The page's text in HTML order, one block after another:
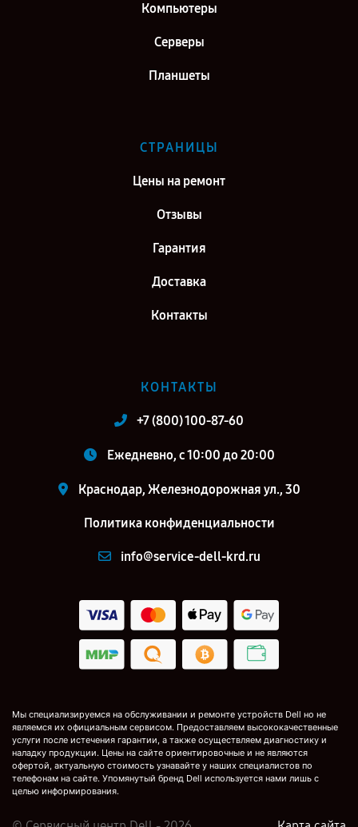
Компьютеры
Серверы
Планшеты
СТРАНИЦЫ
Цены на ремонт
Отзывы
Гарантия
Доставка
Контакты
КОНТАКТЫ
+7 (800) 100-87-60
Ежедневно, с 10:00 до 20:00
Краснодар, Железнодорожная ул., 30
Политика конфиденциальности
info@service-dell-krd.ru
Мы специализируемся на обслуживании и ремонте устройств Dell но не
являемся их официальным сервисом. Предоставляем высококачественные
услуги после истечения гарантии, а также осуществляем диагностику и
наладку продукции. Цены на сайте ориентировочные и не являются
офертой, актуальную стоимость узнавайте у наших специалистов по
телефонам на сайте. Упомянутый бренд Dell используется нами лишь с
целью информирования.